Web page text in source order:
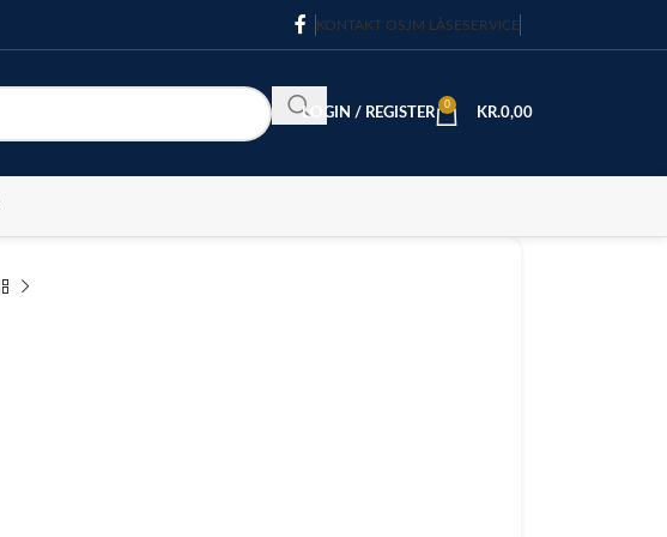
KONTAKT OS JM LÅSESERVICE
LOGIN / REGISTER
0
KR.0,00